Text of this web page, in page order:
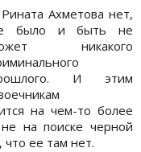
Ахметова нет,
было и быть не
никакого
И этим
на чем-то более
на поиске черной
ее там нет.